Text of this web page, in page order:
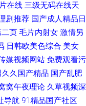
在线 三级无码在线天
剧推荐 国产成人精品日
二页 毛片内射女 激情另
日韩欧美色综合 美女
媒视频网站 免费观看污
久久国产精品 国产乱肥
窝午夜理论 久草视频深
导航 91精品国产社区